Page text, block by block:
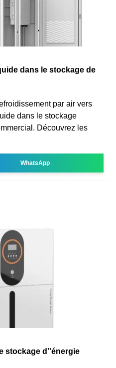
dans le stockage de
par air vers
dans le stockage
Découvrez les
WhatsApp
stockage d''énergie